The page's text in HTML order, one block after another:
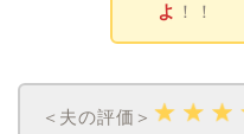
よ ！！
＜夫の評価＞